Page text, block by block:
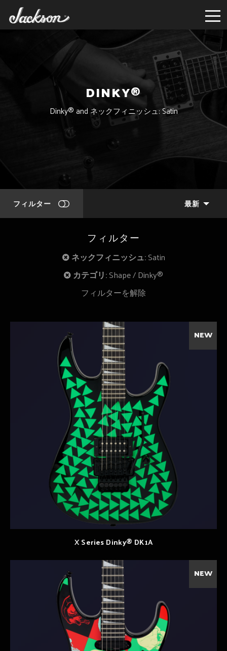
DINKY®
Dinky® and ネックフィニッシュ: Satin
フィルター 最新
フィルター
ネックフィニッシュ:Satin
カテゴリ:Shape Dinky®
フィルターを解除
NEW
X Series Dinky® DK1A
NEW